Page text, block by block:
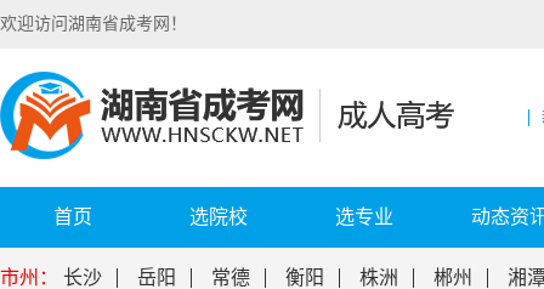
欢迎访问湖南省成考网！
首页 选院校 选专业 动态资
市州： 长沙 岳阳 常德 衡阳 株洲 郴州 湘